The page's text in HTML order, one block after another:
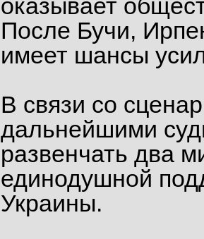
оказывает
После Бучи,
имеет шансы
В связи со
дальнейшими
развенчать два
единодушной
Украины.